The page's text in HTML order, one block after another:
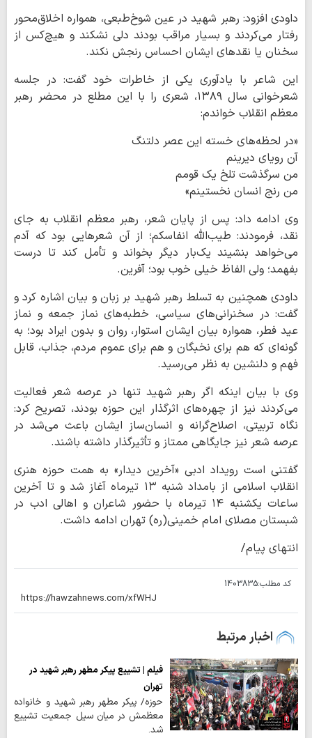
داودی افزود: رهبر شهید در عین شوخ‌طبعی، همواره اخلاق‌محور
رفتار می‌کردند و بسیار مراقب بودند دلی نشکند و هیچ‌کس از
سخنان یا نقدهای ایشان احساس رنجش نکند.
این شاعر با یادآوری یکی از خاطرات خود گفت: در جلسه
شعرخوانی سال ۱۳۸۹، شعری را با این مطلع در محضر رهبر
معظم انقلاب خواندم:
«در لحظه‌های خسته این عصر دلتنگ
آن رویای دیرینم
من سرگذشت تلخ یک قومم
من رنج انسان نخستینم»
وی ادامه داد: پس از پایان شعر، رهبر معظم انقلاب به جای
نقد، فرمودند: طیب‌الله انفاسکم؛ از آن شعرهایی بود که آدم
می‌خواهد بنشیند یک‌بار دیگر بخواند و تأمل کند تا درست
بفهمد؛ ولی الفاظ خیلی خوب بود؛ آفرین.
داودی همچنین به تسلط رهبر شهید بر زبان و بیان اشاره کرد و
گفت: در سخنرانی‌های سیاسی، خطبه‌های نماز جمعه و نماز
عید فطر، همواره بیان ایشان استوار، روان و بدون ایراد بود؛ به
گونه‌ای که هم برای نخبگان و هم برای عموم مردم، جذاب، قابل
فهم و دلنشین به نظر می‌رسید.
وی با بیان اینکه اگر رهبر شهید تنها در عرصه شعر فعالیت
می‌کردند نیز از چهره‌های اثرگذار این حوزه بودند، تصریح کرد:
نگاه تربیتی، اصلاح‌گرانه و انسان‌ساز ایشان باعث می‌شد در
عرصه شعر نیز جایگاهی ممتاز و تأثیرگذار داشته باشند.
گفتنی است رویداد ادبی «آخرین دیدار» به همت حوزه هنری
انقلاب اسلامی از بامداد شنبه ۱۳ تیرماه آغاز شد و تا آخرین
ساعات یکشنبه ۱۴ تیرماه با حضور شاعران و اهالی ادب در
شبستان مصلای امام خمینی(ره) تهران ادامه داشت.
انتهای پیام/
کد مطلب:1403835
اخبار مرتبط
فیلم | تشییع پیکر مطهر رهبر شهید در
تهران
حوزه/ پیکر مطهر رهبر شهید و خانواده
معظمش در میان سیل جمعیت تشییع
شد.